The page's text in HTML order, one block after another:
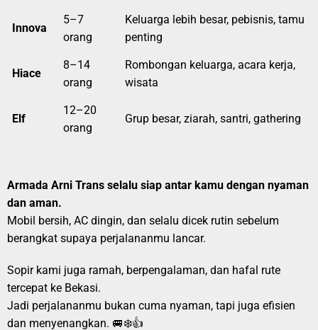
Innova
5–7
orang
Keluarga lebih besar, pebisnis, tamu
penting
Hiace
8–14
orang
Rombongan keluarga, acara kerja,
wisata
Elf
12–20
orang
Grup besar, ziarah, santri, gathering
Armada Arni Trans selalu siap antar kamu dengan nyaman
dan aman.
Mobil bersih, AC dingin, dan selalu dicek rutin sebelum
berangkat supaya perjalananmu lancar.
Sopir kami juga ramah, berpengalaman, dan hafal rute
tercepat ke Bekasi.
Jadi perjalananmu bukan cuma nyaman, tapi juga efisien
dan menyenangkan. 🚐❄️👍